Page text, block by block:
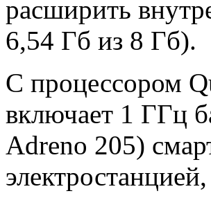
расширить
6,54 Гб из 8 Гб).
С процессором
включает 1 ГГц
Adreno 205)